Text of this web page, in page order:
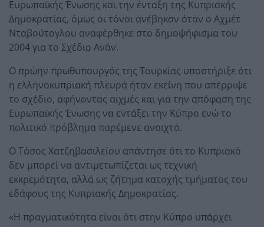
Ευρωπαϊκής Ένωσης και την ένταξη της Κυπριακής
Δημοκρατίας, όμως οι τόνοι ανέβηκαν όταν ο Αχμέτ
Νταβούτογλου αναφέρθηκε στο δημοψήφισμα του
2004 για το Σχέδιο Ανάν.
Ο πρώην πρωθυπουργός της Τουρκίας υποστήριξε ότι
η ελληνοκυπριακή πλευρά ήταν εκείνη που απέρριψε
το σχέδιο, αφήνοντας αιχμές και για την απόφαση της
Ευρωπαϊκής Ένωσης να εντάξει την Κύπρο ενώ το
πολιτικό πρόβλημα παρέμενε ανοιχτό.
Ο Τάσος Χατζηβασιλείου απάντησε ότι το Κυπριακό
δεν μπορεί να αντιμετωπίζεται ως τεχνική
εκκρεμότητα, αλλά ως ζήτημα κατοχής τμήματος του
εδάφους της Κυπριακής Δημοκρατίας.
«Η πραγματικότητα είναι ότι στην Κύπρο υπάρχει